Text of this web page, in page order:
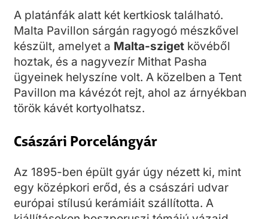
A platánfák alatt két kertkiosk található.
Malta Pavillon sárgán ragyogó mészkővel
készült, amelyet a Malta-sziget kövéből
hoztak, és a nagyvezír Mithat Pasha
ügyeinek helyszíne volt. A közelben a Tent
Pavillon ma kávézót rejt, ahol az árnyékban
török kávét kortyolhatsz.
Császári Porcelángyár
Az 1895-ben épült gyár úgy nézett ki, mint
egy középkori erőd, és a császári udvar
európai stílusú kerámiáit szállította. A